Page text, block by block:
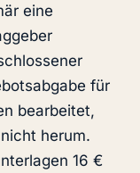
eine
für
bearbeitet,
herum.
16 €